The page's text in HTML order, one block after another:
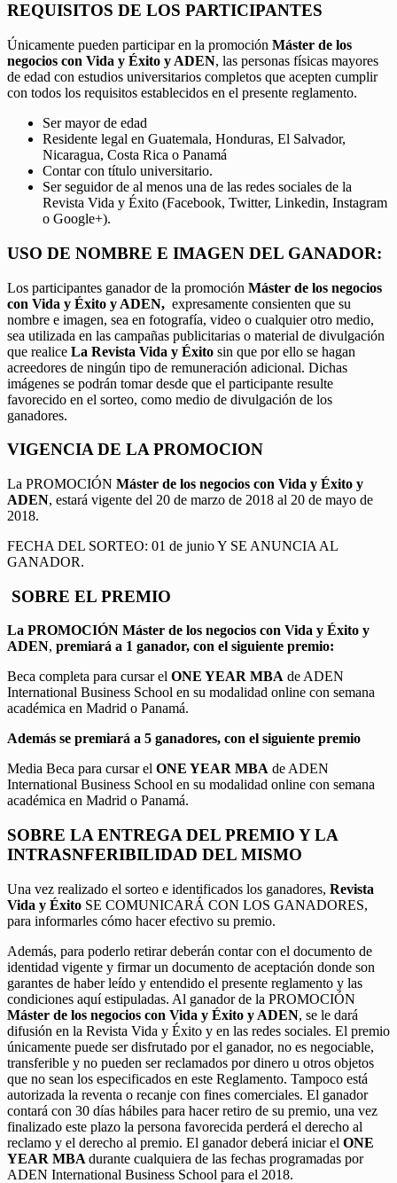
REQUISITOS DE LOS PARTICIPANTES
Únicamente pueden participar en la promoción Máster de los
negocios con Vida y Éxito y ADEN, las personas físicas mayores
de edad con estudios universitarios completos que acepten cumplir
con todos los requisitos establecidos en el presente reglamento.
Ser mayor de edad
Residente legal en Guatemala, Honduras, El Salvador,
Nicaragua, Costa Rica o Panamá
Contar con título universitario.
Ser seguidor de al menos una de las redes sociales de la
Revista Vida y Éxito (Facebook, Twitter, Linkedin, Instagram
o Google+).
USO DE NOMBRE E IMAGEN DEL GANADOR:
Los participantes ganador de la promoción Máster de los negocios
con Vida y Éxito y ADEN, expresamente consienten que su
nombre e imagen, sea en fotografía, video o cualquier otro medio,
sea utilizada en las campañas publicitarias o material de divulgación
que realice La Revista Vida y Éxito sin que por ello se hagan
acreedores de ningún tipo de remuneración adicional. Dichas
imágenes se podrán tomar desde que el participante resulte
favorecido en el sorteo, como medio de divulgación de los
ganadores.
VIGENCIA DE LA PROMOCION
La PROMOCIÓN Máster de los negocios con Vida y Éxito y
ADEN, estará vigente del 20 de marzo de 2018 al 20 de mayo de
2018.
FECHA DEL SORTEO: 01 de junio Y SE ANUNCIA AL
GANADOR.
SOBRE EL PREMIO
La PROMOCIÓN Máster de los negocios con Vida y Éxito y
ADEN, premiará a 1 ganador, con el siguiente premio:
Beca completa para cursar el ONE YEAR MBA de ADEN
International Business School en su modalidad online con semana
académica en Madrid o Panamá.
Además se premiará a 5 ganadores, con el siguiente premio
Media Beca para cursar el ONE YEAR MBA de ADEN
International Business School en su modalidad online con semana
académica en Madrid o Panamá.
SOBRE LA ENTREGA DEL PREMIO Y LA
INTRASNFERIBILIDAD DEL MISMO
Una vez realizado el sorteo e identificados los ganadores, Revista
Vida y Éxito SE COMUNICARÁ CON LOS GANADORES,
para informarles cómo hacer efectivo su premio.
Además, para poderlo retirar deberán contar con el documento de
identidad vigente y firmar un documento de aceptación donde son
garantes de haber leído y entendido el presente reglamento y las
condiciones aquí estipuladas. Al ganador de la PROMOCIÓN
Máster de los negocios con Vida y Éxito y ADEN, se le dará
difusión en la Revista Vida y Éxito y en las redes sociales. El premio
únicamente puede ser disfrutado por el ganador, no es negociable,
transferible y no pueden ser reclamados por dinero u otros objetos
que no sean los especificados en este Reglamento. Tampoco está
autorizada la reventa o recanje con fines comerciales. El ganador
contará con 30 días hábiles para hacer retiro de su premio, una vez
finalizado este plazo la persona favorecida perderá el derecho al
reclamo y el derecho al premio. El ganador deberá iniciar el ONE
YEAR MBA durante cualquiera de las fechas programadas por
ADEN International Business School para el 2018.